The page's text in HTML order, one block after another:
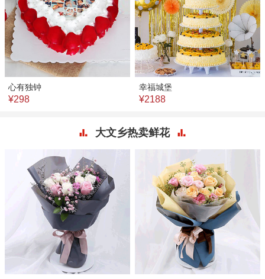
心有独钟
¥298
幸福城堡
¥2188
大文乡热卖鲜花